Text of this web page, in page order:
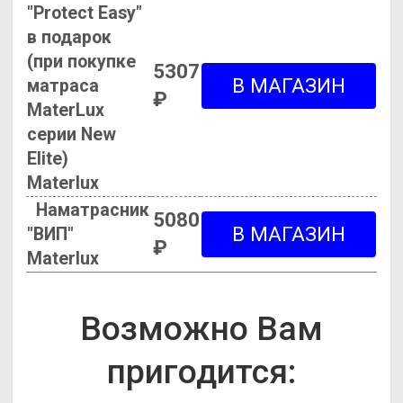
"Protect Easy"
в подарок
(при покупке
матраса
MaterLux
серии New
Elite)
Materlux
5307
₽
Наматрасник
"ВИП"
Materlux
5080
₽
Возможно Вам
пригодится: